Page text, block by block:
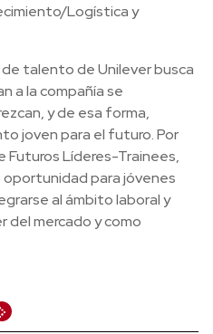
Logística y
talento de Unilever busca
a la compañía se
y de esa forma,
joven para el futuro. Por
Futuros Líderes-Trainees,
para jóvenes
al ámbito laboral y
del mercado y como